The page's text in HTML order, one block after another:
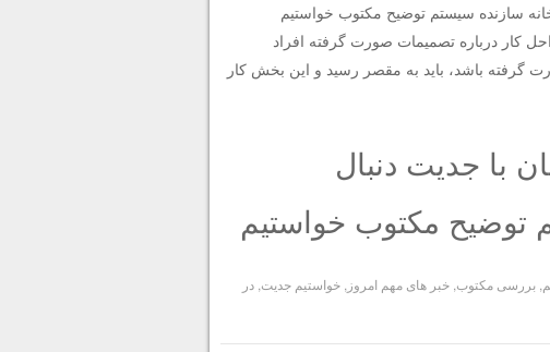
سازنده سیستم توضیح مکتوب خواستیم
کار درباره تصمیمات صورت گرفته افراد
گرفته باشد، باید به مقصر رسید و این بخش کار
با جدیت دنبال
توضیح مکتوب خواستیم
,بررسی مکتوب ,خبر های مهم امروز ,خواستیم جدیت ,در